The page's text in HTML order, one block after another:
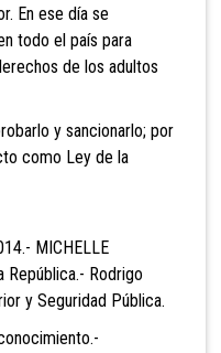
En ese día se
todo el país para
de los adultos
y sancionarlo; por
como Ley de la
MICHELLE
República.- Rodrigo
y Seguridad Pública.